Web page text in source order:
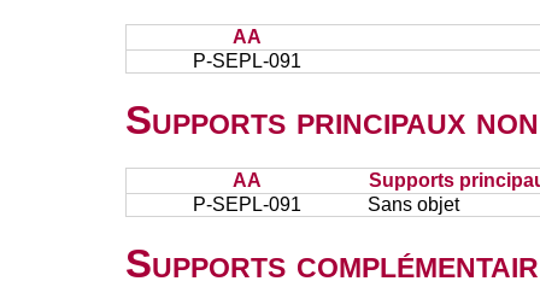
AA
P-SEPL-091
Supports principaux
AA
Supports
P-SEPL-091
Sans objet
Supports